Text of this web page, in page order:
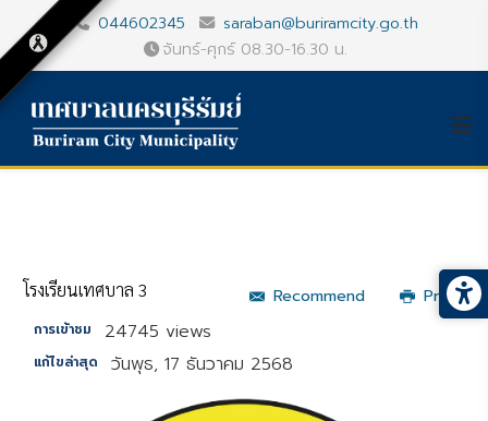
044602345
saraban@buriramcity.go.th
จันทร์-ศุกร์ 08.30-16.30 น.
Recommend Print
โรงเรียนเทศบาล 3
การเข้าชม 24745 views
แก้ไขล่าสุด วันพุธ, 17 ธันวาคม 2568